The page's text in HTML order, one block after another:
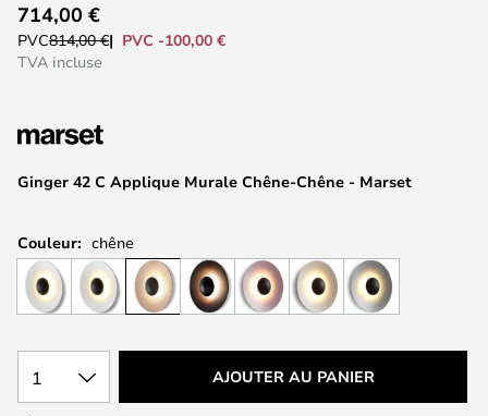
to
the
the
gallery
Ginger 42 C Applique Murale Chêne-Chêne - Marset
714,00 €
PVC814,00 €
PVC -100,00 €
TVA incluse
Couleur: chêne
1 AJOUTER AU PANIER